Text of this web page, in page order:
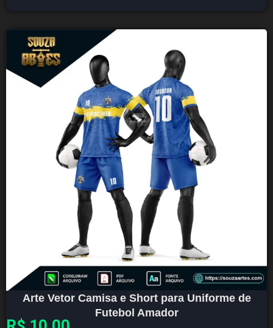
Arte Vetor Camisa e Short para Uniforme de
Futebol Amador